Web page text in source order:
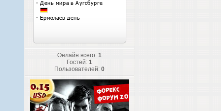
Онлайн всего: 1
Гостей: 1
Пользователей: 0